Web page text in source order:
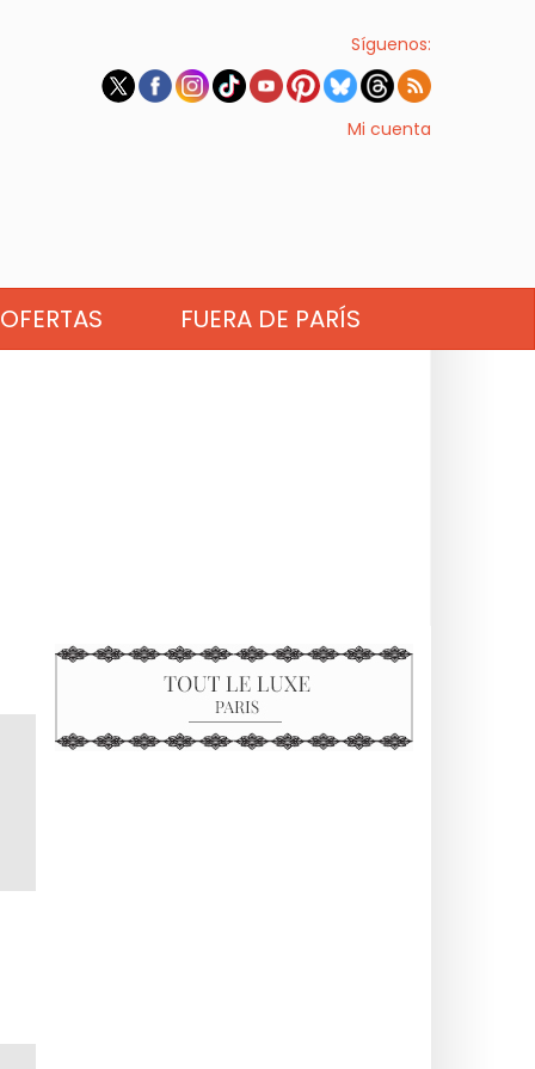
Síguenos:
Mi cuenta
OFERTAS FUERA DE PARÍS